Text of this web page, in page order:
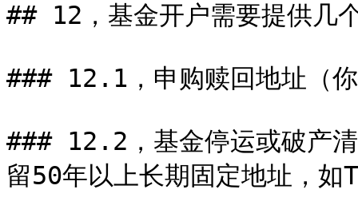
## 12，基金开户需要提供几
### 12.1，申购赎回地址（
### 12.2，基金停运或破产
留50年以上长期固定地址，